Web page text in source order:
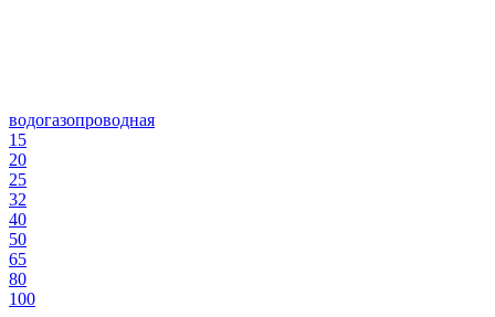
водогазопроводная
15
20
25
32
40
50
65
80
100